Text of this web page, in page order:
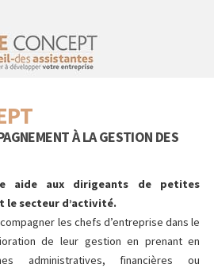
À LA GESTION DES
aide aux dirigeants de petites
le secteur d’activité.
les chefs d’entreprise dans le
de leur gestion en prenant en
administratives, financières ou